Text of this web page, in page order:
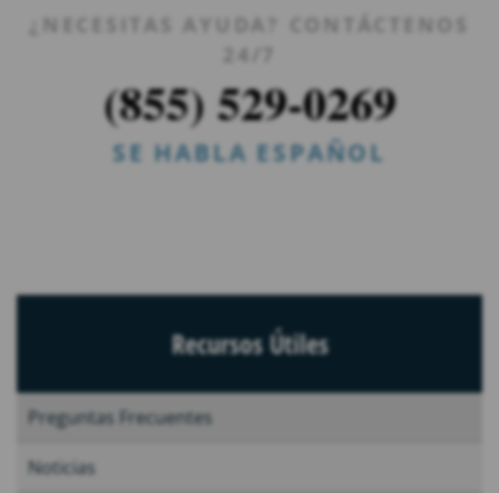
¿NECESITAS AYUDA? CONTÁCTENOS
24/7
(855) 529-0269
SE HABLA ESPAÑOL
Recursos Útiles
Preguntas Frecuentes
Noticias